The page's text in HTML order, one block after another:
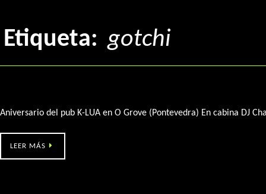
Etiqueta: gotchi
Aniversario del pub K-LUA en O Grove (Pontevedra) En cabina DJ
LEER MÁS